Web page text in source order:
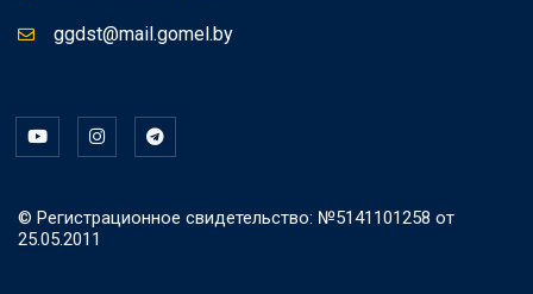
ggdst@mail.gomel.by
© Регистрационное свидетельство: №5141101258 от
25.05.2011